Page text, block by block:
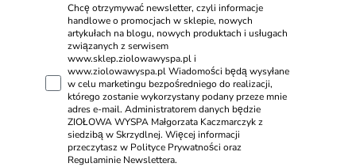
Chcę otrzymywać newsletter, czyli informacje
handlowe o promocjach w sklepie, nowych
artykułach na blogu, nowych produktach i usługach
związanych z serwisem
www.sklep.ziolowawyspa.pl i
www.ziolowawyspa.pl Wiadomości będą wysyłane
w celu marketingu bezpośredniego do realizacji,
którego zostanie wykorzystany podany przeze mnie
adres e-mail. Administratorem danych będzie
ZIOŁOWA WYSPA Małgorzata Kaczmarczyk z
siedzibą w Skrzydlnej. Więcej informacji
przeczytasz w Polityce Prywatności oraz
Regulaminie Newslettera.